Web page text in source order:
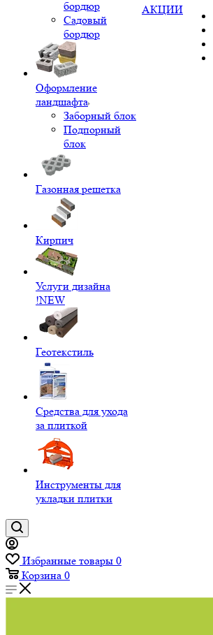
бордюр
Садовый
бордюр
Оформление
ландшафта
Заборный блок
Подпорный
блок
Газонная решетка
Кирпич
Услуги дизайна
!NEW
Геотекстиль
Средства для ухода
за плиткой
Инструменты для
укладки плитки
АКЦИИ
Избранные товары 0
Корзина 0